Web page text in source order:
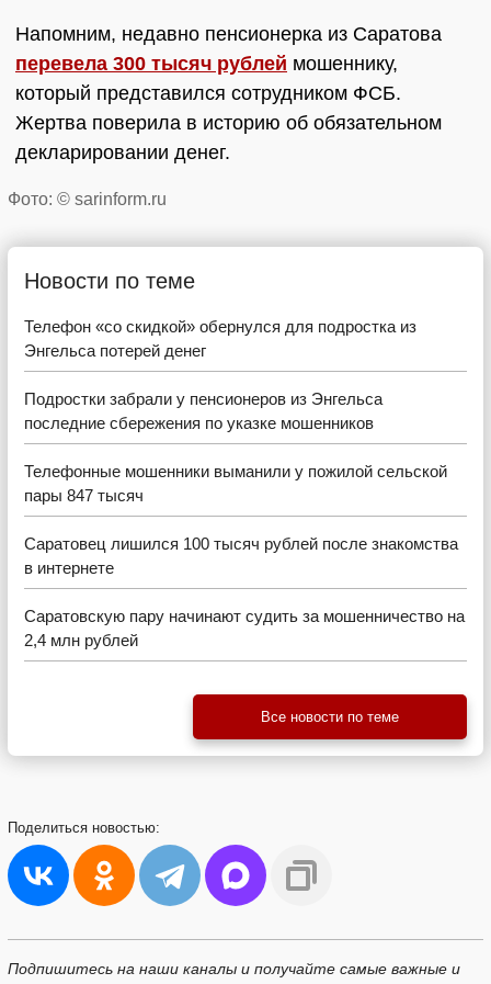
Напомним, недавно пенсионерка из Саратова
перевела 300 тысяч рублей мошеннику,
который представился сотрудником ФСБ.
Жертва поверила в историю об обязательном
декларировании денег.
Фото: © sarinform.ru
Новости по теме
Телефон «со скидкой» обернулся для подростка из
Энгельса потерей денег
Подростки забрали у пенсионеров из Энгельса
последние сбережения по указке мошенников
Телефонные мошенники выманили у пожилой сельской
пары 847 тысяч
Саратовец лишился 100 тысяч рублей после знакомства
в интернете
Саратовскую пару начинают судить за мошенничество на
2,4 млн рублей
Все новости по теме
Поделиться новостью:
Подпишитесь на наши каналы и получайте самые важные и